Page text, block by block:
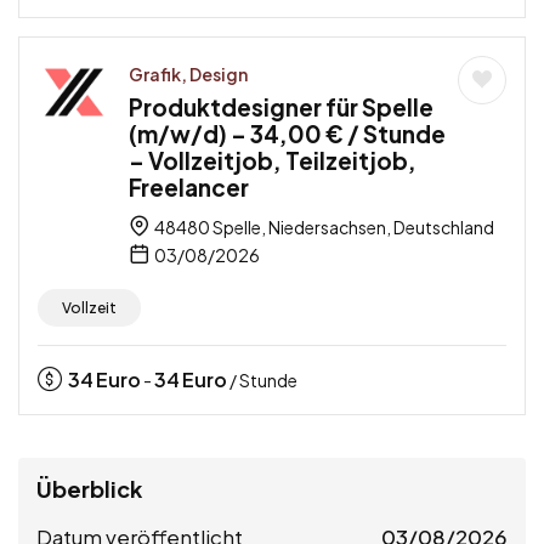
Grafik, Design
Produktdesigner für Spelle
(m/w/d) – 34,00 € / Stunde
– Vollzeitjob, Teilzeitjob,
Freelancer
48480 Spelle, Niedersachsen, Deutschland
03/08/2026
Vollzeit
34Euro -34Euro / Stunde
Überblick
Datum veröffentlicht 03/08/2026